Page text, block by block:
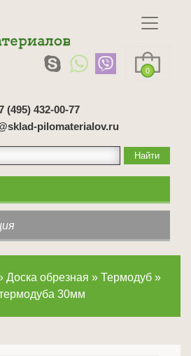
0
(495) 432-00-77
pilomaterialov.ru
Доска обрезная » Термодуб »
30мм